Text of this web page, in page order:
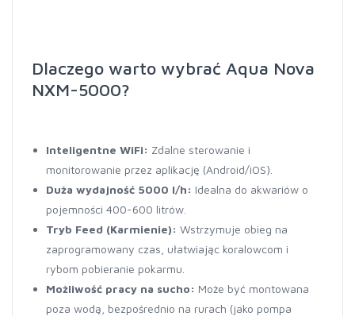
Dlaczego warto wybrać Aqua Nova
NXM-5000?
Inteligentne WiFi: Zdalne sterowanie i
monitorowanie przez aplikację (Android/iOS).
Duża wydajność 5000 l/h: Idealna do akwariów o
pojemności 400-600 litrów.
Tryb Feed (Karmienie): Wstrzymuje obieg na
zaprogramowany czas, ułatwiając koralowcom i
rybom pobieranie pokarmu.
Możliwość pracy na sucho: Może być montowana
poza wodą, bezpośrednio na rurach (jako pompa